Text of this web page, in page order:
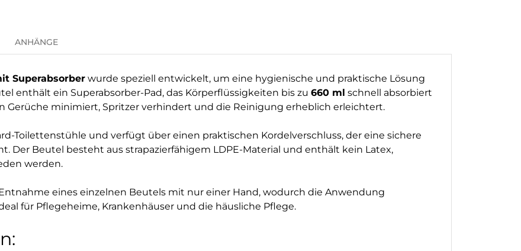
ANHÄNGE
Superabsorber wurde speziell entwickelt, um eine hygienische und praktische Lösung
enthält ein Superabsorber-Pad, das Körperflüssigkeiten bis zu 660 ml schnell absorbiert
Gerüche minimiert, Spritzer verhindert und die Reinigung erheblich erleichtert.
Toilettenstühle und verfügt über einen praktischen Kordelverschluss, der eine sichere
Der Beutel besteht aus strapazierfähigem LDPE-Material und enthält kein Latex,
werden.
eines einzelnen Beutels mit nur einer Hand, wodurch die Anwendung
für Pflegeheime, Krankenhäuser und die häusliche Pflege.